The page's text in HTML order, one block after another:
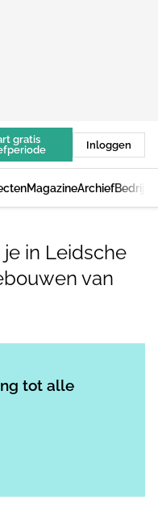
gratis
Inloggen
MagazineArchief
in Leidsche
van
tot alle